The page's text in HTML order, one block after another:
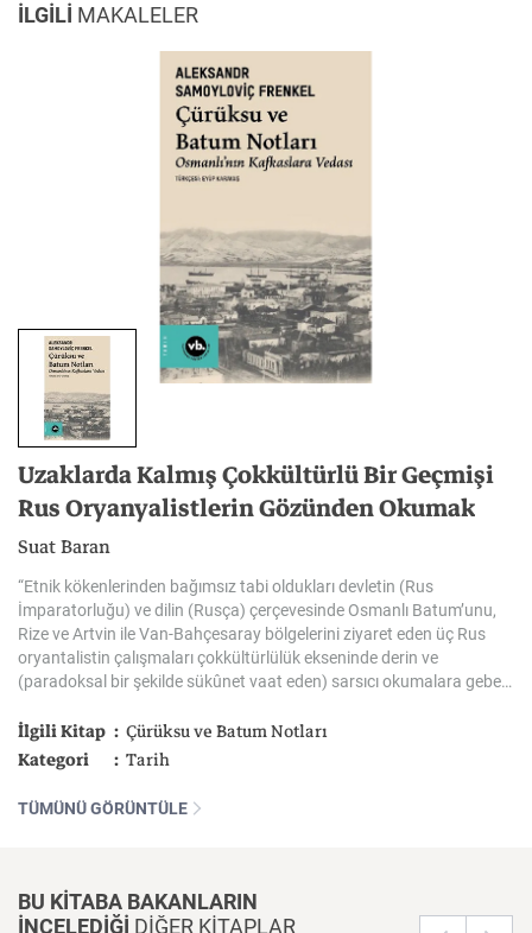
İLGİLİ MAKALELER
Uzaklarda Kalmış Çokkültürlü Bir Geçmişi
Rus Oryanyalistlerin Gözünden Okumak
Suat Baran
“Etnik kökenlerinden bağımsız tabi oldukları devletin (Rus
İmparatorluğu) ve dilin (Rusça) çerçevesinde Osmanlı Batum’unu,
Rize ve Artvin ile Van-Bahçesaray bölgelerini ziyaret eden üç Rus
oryantalistin çalışmaları çokkültürlülük ekseninde derin ve
(paradoksal bir şekilde sükûnet vaat eden) sarsıcı okumalara gebedir.”
İlgili Kitap
Çürüksu ve Batum Notları
Kategori
Tarih
TÜMÜNÜ GÖRÜNTÜLE
BU KİTABA BAKANLARIN
İNCELEDİĞİ DİĞER KİTAPLAR